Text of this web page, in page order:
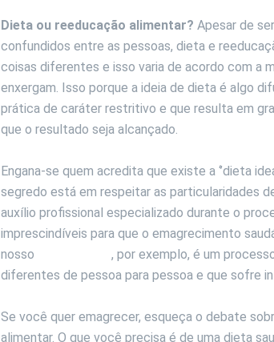
Dieta ou reeducação alimentar? Apesar de
confundidos entre as pessoas, dieta e
coisas diferentes e isso varia de acordo com a
enxergam. Isso porque a ideia de dieta é algo
prática de caráter restritivo e que resulta em
que o resultado seja alcançado.
Engana-se quem acredita que existe a ‘’dieta
segredo está em respeitar as particularidades
auxílio profissional especializado durante o
imprescindíveis para que o emagrecimento
nosso
, por exemplo, é um
diferentes de pessoa para pessoa e que sofre
Se você quer emagrecer, esqueça o debate
alimentar. O que você precisa é de uma dieta